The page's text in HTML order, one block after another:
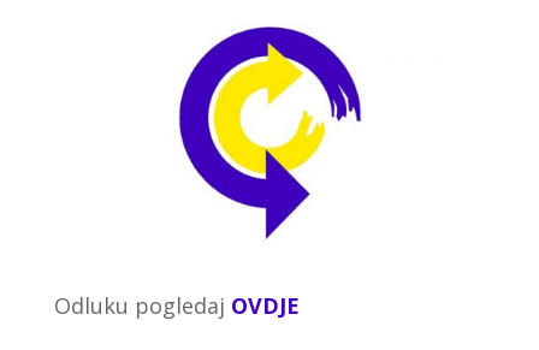
Odluku pogledaj OVDJE